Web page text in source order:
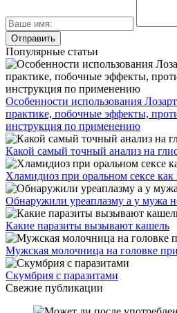
Популярные статьи
Особенности использования
практике, побочные эффекты,
инструкция по применению
Какой самый точный анализ на
Хламидиоз при оральном сексе как
Обнаружили уреаплазму а у мужа
Какие паразиты вызывают кашель
Мужская молочница на головке
Скумбрия с паразитами
Свежие публикации